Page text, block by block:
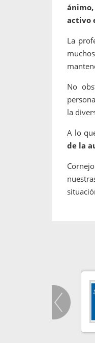
activo
La
No
la
A lo
de la